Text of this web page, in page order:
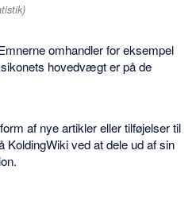
)
omhandler for eksempel
hovedvægt er på de
af nye artikler eller tilføjelser til
ved at dele ud af sin